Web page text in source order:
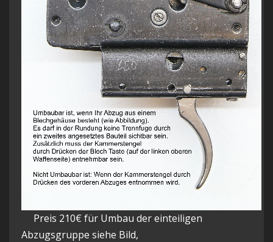
Preis 210€ für Umbau der einteiligen
Abzugsgruppe siehe Bild,